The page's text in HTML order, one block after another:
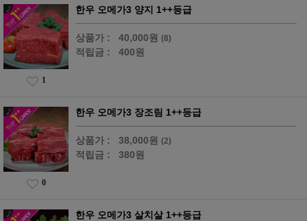
한우 오메가3 양지 1++등급
상품가 : 40,000원 (8)
적립금 : 400원
1
한우 오메가3 장조림 1++등급
상품가 : 38,000원 (2)
적립금 : 380원
0
한우 오메가3 살치살 1++등급